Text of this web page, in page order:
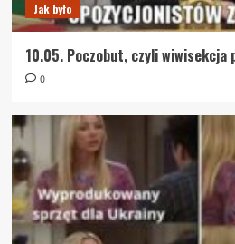
Jak było
10.05. Poczobut, czyli
0